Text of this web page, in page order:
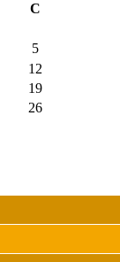
С
5
12
19
26